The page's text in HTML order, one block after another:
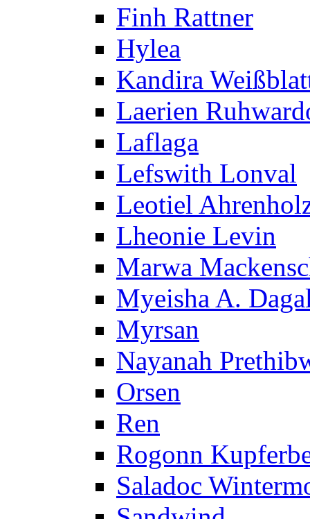
Finh Rattner
Hylea
Kandira
Laerien
Laflaga
Lefswith Lonval
Leotiel
Lheonie Levin
Marwa
Myeisha A.
Myrsan
Nayanah
Orsen
Ren
Rogonn
Saladoc